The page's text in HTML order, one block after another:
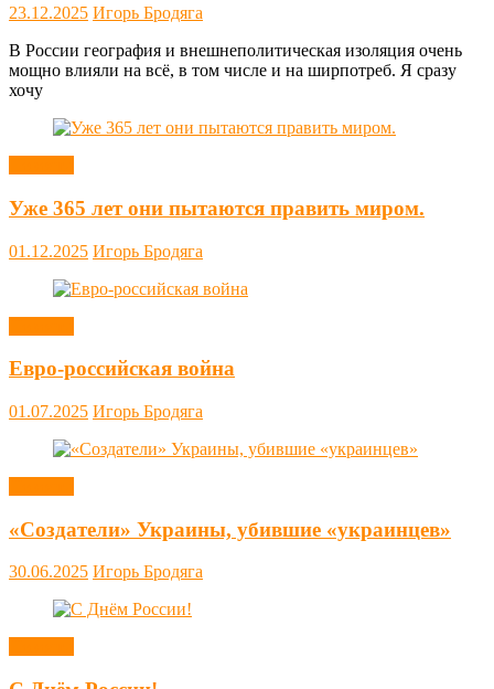
23.12.2025 Игорь Бродяга
В России география и внешнеполитическая изоляция очень
мощно влияли на всё, в том числе и на ширпотреб. Я сразу
хочу
Уже 365 лет они пытаются править миром.
01.12.2025 Игорь Бродяга
Евро-российская война
01.07.2025 Игорь Бродяга
«Создатели» Украины, убившие «украинцев»
30.06.2025 Игорь Бродяга